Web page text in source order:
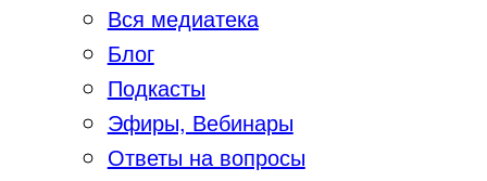
Вся медиатека
Блог
Подкасты
Эфиры, Вебинары
Ответы на вопросы